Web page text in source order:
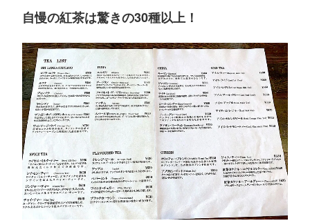
自慢の紅茶は驚きの30種以上！